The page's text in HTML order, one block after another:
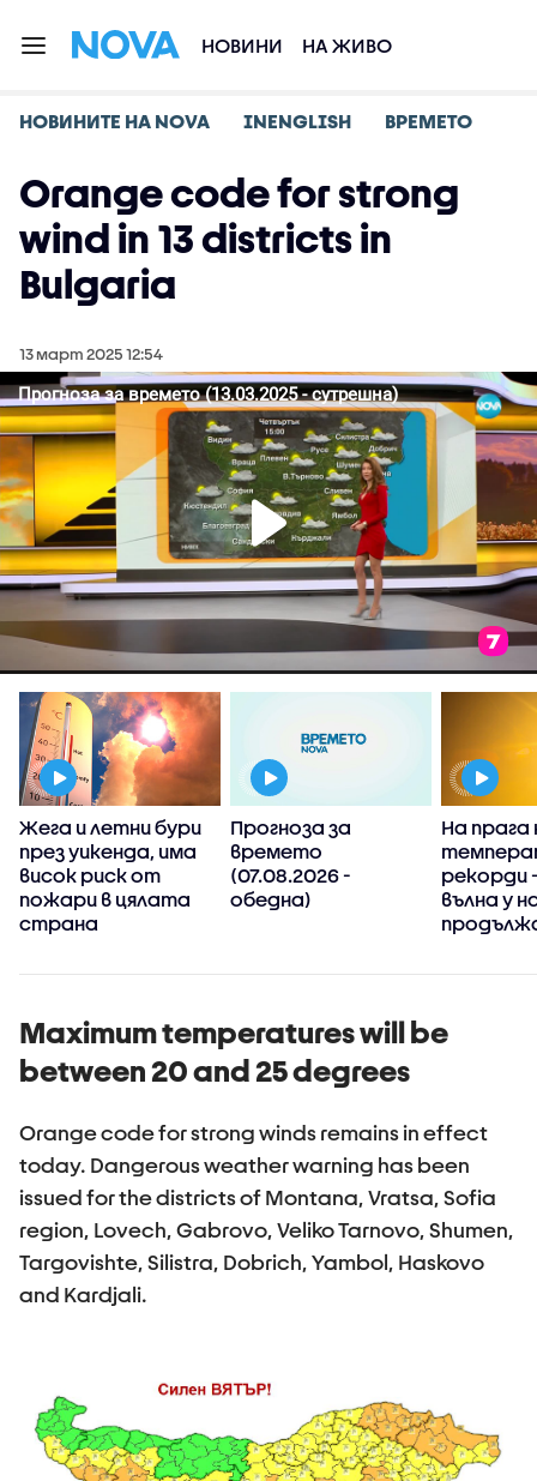
НОВИНИ НА ЖИВО
НОВИНИТЕ НА NOVA INENGLISH ВРЕМЕТО
Orange code for strong
wind in 13 districts in
Bulgaria
13 март 2025 12:54
Жега и летни бури
през уикенда, има
висок риск от
пожари в цялата
страна
Прогноза за
времето
(07.08.2026 -
обедна)
На прага
рекорди
вълна у
Maximum temperatures will be
between 20 and 25 degrees
Orange code for strong winds remains in effect
today. Dangerous weather warning has been
issued for the districts of Montana, Vratsa, Sofia
region, Lovech, Gabrovo, Veliko Tarnovo, Shumen,
Targovishte, Silistra, Dobrich, Yambol, Haskovo
and Kardjali.